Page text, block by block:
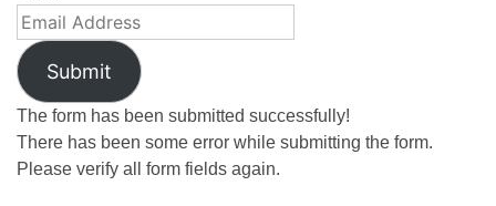
Submit
The form has been submitted successfully!
There has been some error while submitting the form.
Please verify all form fields again.